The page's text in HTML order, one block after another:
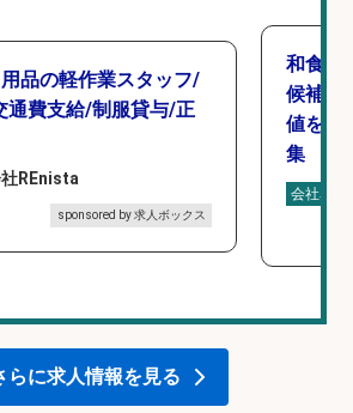
品の軽作業スタッフ/
通費支給/制服貸与/正
REnista
sponsored by 求人ボックス
和食,
候補/
値を上
集
会社名
らに求人情報を見る